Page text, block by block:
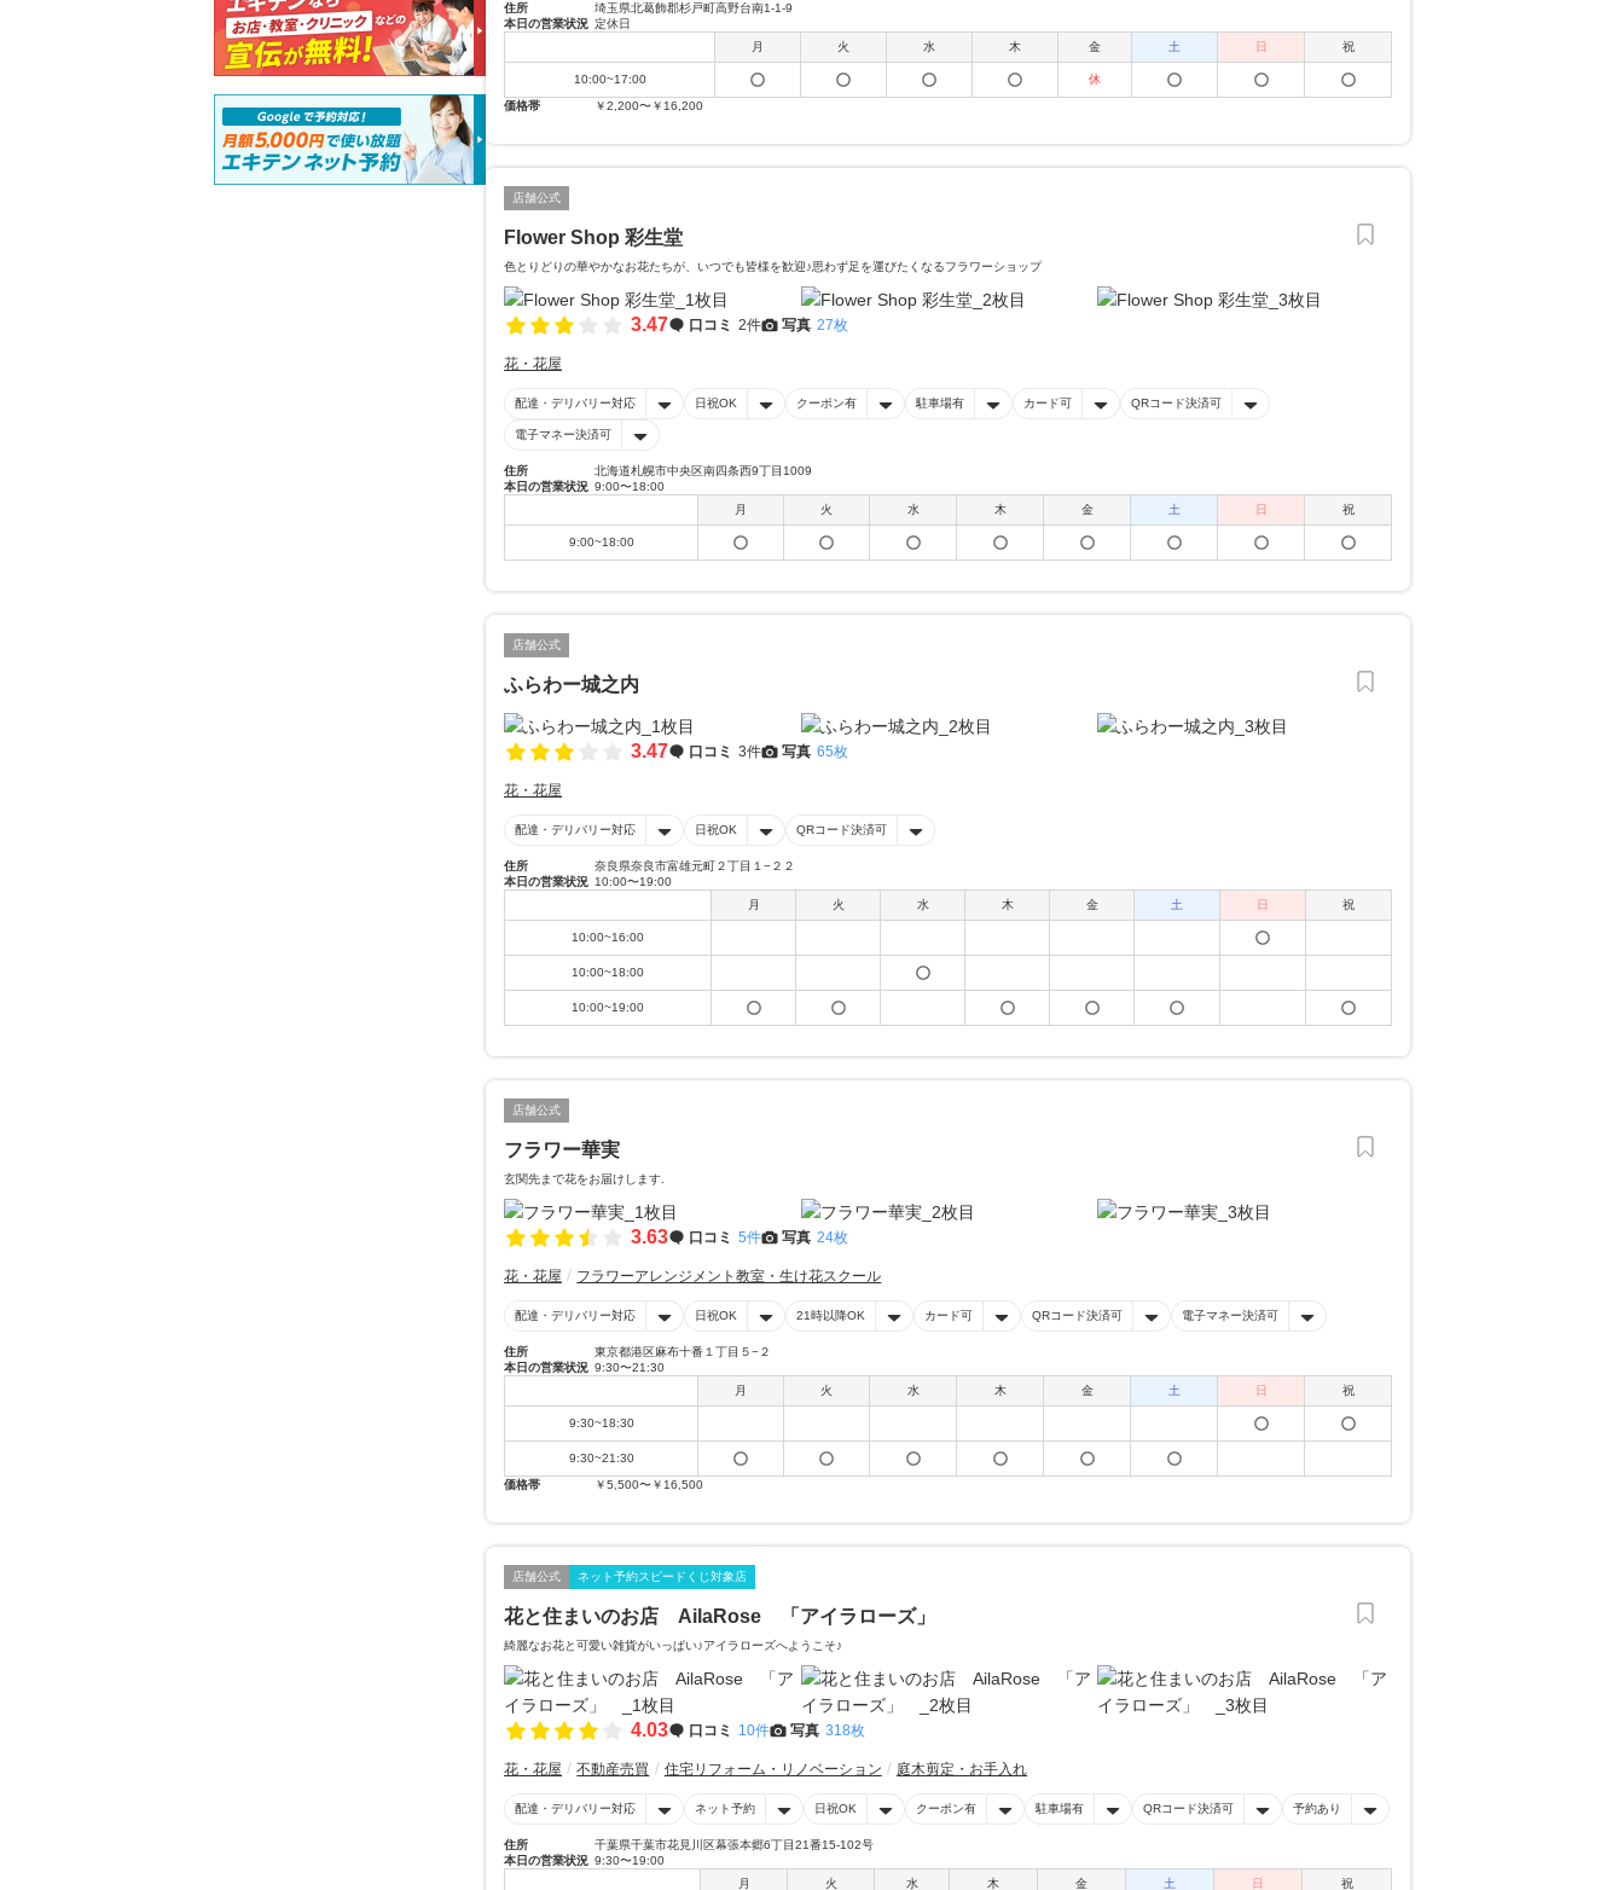
住所
埼玉県北葛飾郡杉戸町高野台南1-1-9
本日の営業状況 定休日
月
火 水 木 金 土 日 祝
10:00~17:00
休
価格帯
￥2,200〜￥16,200
店舗公式
Flower Shop 彩生堂
色とりどりの華やかなお花たちが、いつでも皆様を歓迎♪思わず足を運びたくなるフラワーショップ
3.47 口コミ 2件 写真 27枚
花・花屋
配達・デリバリー対応 日祝OK クーポン有 駐車場有 カード可 QRコード決済可
電子マネー決済可
住所
北海道札幌市中央区南四条西9丁目1009
本日の営業状況 9:00〜18:00
月
火 水 木 金 土 日 祝
9:00~18:00
店舗公式
ふらわー城之内
3.47 口コミ 3件 写真 65枚
花・花屋
配達・デリバリー対応 日祝OK QRコード決済可
住所
奈良県奈良市富雄元町２丁目１−２２
本日の営業状況 10:00〜19:00
月
火 水 木 金 土 日 祝
10:00~16:00
10:00~18:00
10:00~19:00
店舗公式
フラワー華実
玄関先まで花をお届けします.
3.63 口コミ 5件 写真 24枚
花・花屋 フラワーアレンジメント教室・生け花スクール
配達・デリバリー対応 日祝OK 21時以降OK カード可 QRコード決済可 電子マネー決済可
住所
東京都港区麻布十番１丁目５−２
本日の営業状況 9:30〜21:30
月
火 水 木 金 土 日 祝
9:30~18:30
9:30~21:30
価格帯
￥5,500〜￥16,500
店舗公式 ネット予約スピードくじ対象店
花と住まいのお店 AilaRose 「アイラローズ」
綺麗なお花と可愛い雑貨がいっぱい♪アイラローズへようこそ♪
4.03 口コミ 10件 写真 318枚
花・花屋 不動産売買 住宅リフォーム・リノベーション 庭木剪定・お手入れ
配達・デリバリー対応 ネット予約 日祝OK クーポン有 駐車場有 QRコード決済可 予約あり
住所
千葉県千葉市花見川区幕張本郷6丁目21番15-102号
本日の営業状況 9:30〜19:00
月
火 水 木 金 土 日 祝